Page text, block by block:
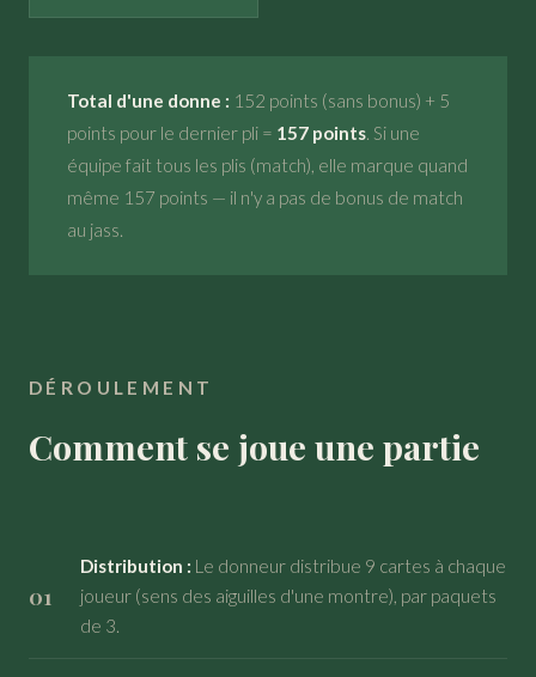
Total d'une donne : 152 points (sans bonus) + 5
points pour le dernier pli = 157 points. Si une
équipe fait tous les plis (match), elle marque quand
même 157 points — il n'y a pas de bonus de match
au jass.
DÉROULEMENT
Comment se joue une partie
Distribution : Le donneur distribue 9 cartes à chaque
joueur (sens des aiguilles d'une montre), par paquets
de 3.